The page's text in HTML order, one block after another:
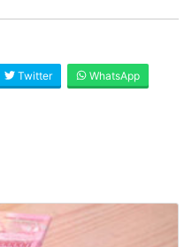
Twitter WhatsApp